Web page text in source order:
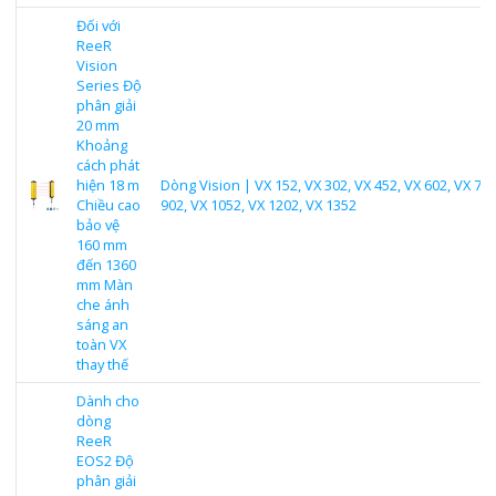
Đối với
ReeR
Vision
Series Độ
phân giải
20 mm
Khoảng
cách phát
hiện 18 m
Chiều cao
bảo vệ
160 mm
đến 1360
mm Màn
che ánh
sáng an
toàn VX
thay thế
Dòng Vision | VX 152, VX 302, VX 452, VX 602, VX
902, VX 1052, VX 1202, VX 1352
Dành cho
dòng
ReeR
EOS2 Độ
phân giải